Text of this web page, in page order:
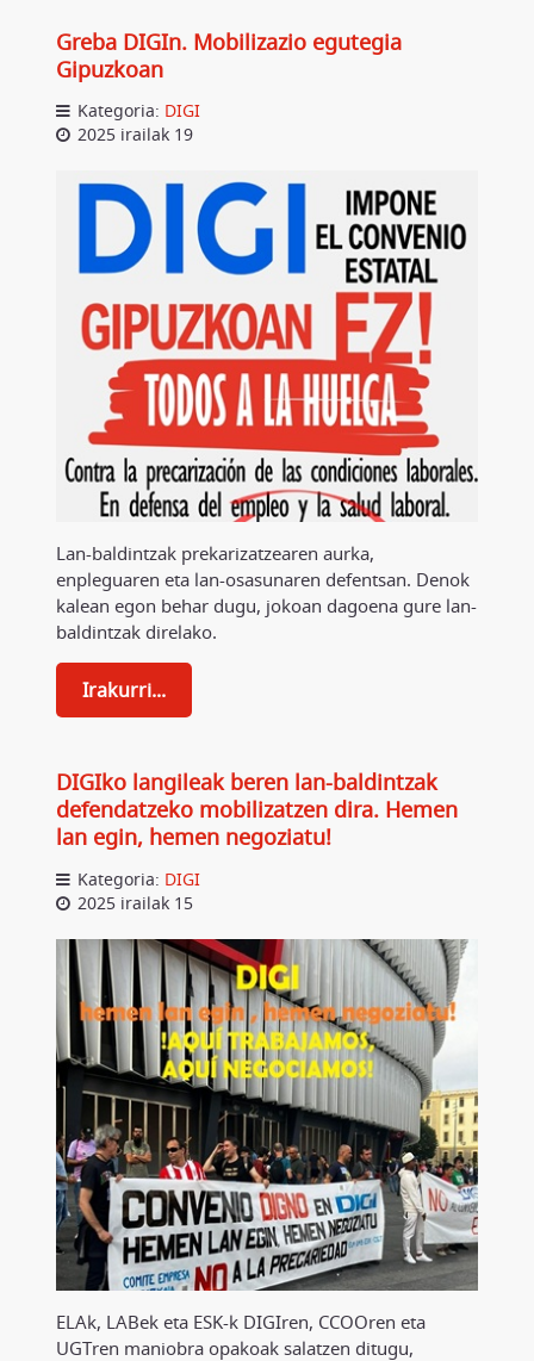
Greba DIGIn. Mobilizazio egutegia
Gipuzkoan
Kategoria: DIGI
2025 irailak 19
Lan-baldintzak prekarizatzearen aurka,
enpleguaren eta lan-osasunaren defentsan. Denok
kalean egon behar dugu, jokoan dagoena gure lan-
baldintzak direlako.
Irakurri...
DIGIko langileak beren lan-baldintzak
defendatzeko mobilizatzen dira. Hemen
lan egin, hemen negoziatu!
Kategoria: DIGI
2025 irailak 15
ELAk, LABek eta ESK-k DIGIren, CCOOren eta
UGTren maniobra opakoak salatzen ditugu,